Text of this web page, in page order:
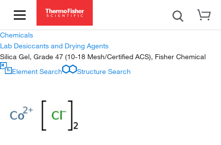
Chemicals
Lab Desiccants and Drying Agents
Silica Gel, Grade 47 (10-18 Mesh/Certified ACS), Fisher Chemical
Element Search
Structure Search